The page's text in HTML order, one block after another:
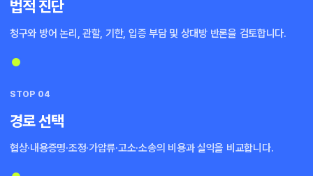
법적 진단
청구와 방어 논리, 관할, 기한, 입증 부담 및 상대방 반론을 검토합니다.
STOP 04
경로 선택
협상·내용증명·조정·가압류·고소·소송의 비용과 실익을 비교합니다.